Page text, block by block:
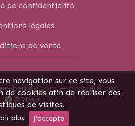
de confidentialité
légales
de vente
beaute.com — propulsé par
navigation sur ce site, vous
de cookies afin de réaliser des
de visites.
plus J'accepte